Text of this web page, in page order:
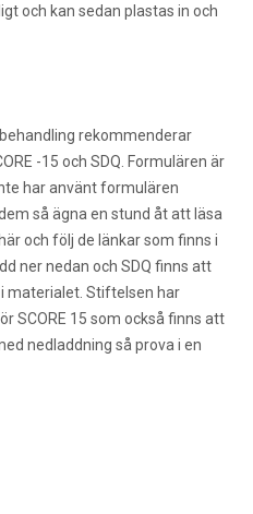
och kan sedan plastas in och
rekommenderar
-15 och SDQ. Formulären är
har använt formulären
så ägna en stund åt att läsa
och följ de länkar som finns i
ner nedan och SDQ finns att
materialet. Stiftelsen har
SCORE 15 som också finns att
nedladdning så prova i en